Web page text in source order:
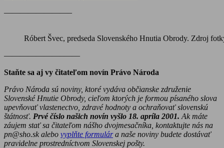
————————–
Róbert Švec, predseda Slovenského Hnutia Obrody. Zdroj
———————–——
Staňte sa aj vy čitateľom novín Právo Národa
Právo Národa sú noviny, ktoré vydáva občianske združenie
Slovenské Hnutie Obrody, cieľom ktorých je formou písaného slova
upevňovať vlastenectvo, zdravé hodnoty a ochraňovať slovenskú
štátnosť. Prvé číslo našich novín vyšlo 18. apríla 2001. Ak máte
záujem stať sa čitateľom nášho dvojmesačníka, kontaktujte nás na
pn@sho.sk alebo vyplňte formulára naše noviny budete dostávať
pravidelne prostredníctvom Slovenskej pošty.